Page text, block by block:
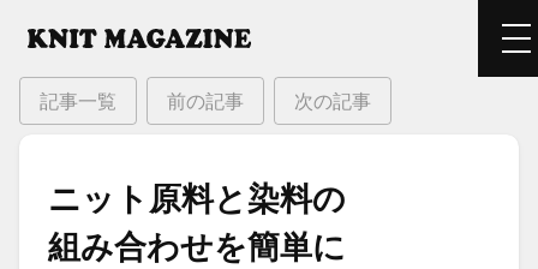
記事一覧 前の記事 次の記事
ニット原料と​染料の​
組み合わせを​簡単に​